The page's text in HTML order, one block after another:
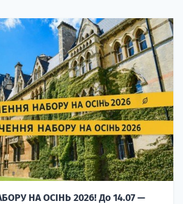
НА ОСІНЬ 2026! До 14.07 —